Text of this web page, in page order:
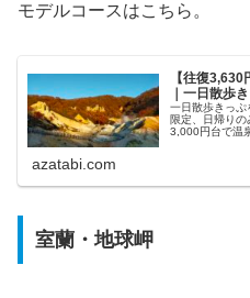
モデルコースはこちら。
【往復
｜一日散歩
一日散歩きっぷ
限定、日帰りの
3,000円台で温
azatabi.com
室蘭・地球岬